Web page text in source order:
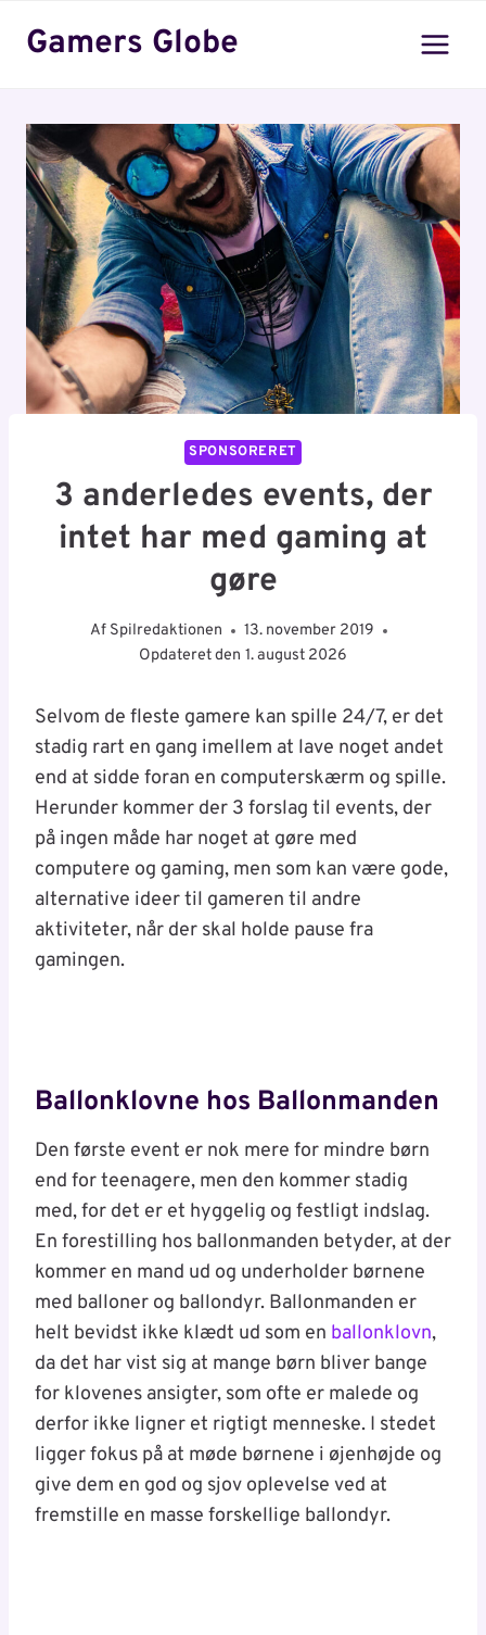
Gamers Globe
SPONSORERET
3 anderledes events, der
intet har med gaming at
gøre
Af Spilredaktionen
13. november 2019
Opdateret den 1. august 2026
Selvom de fleste gamere kan spille 24/7, er det
stadig rart en gang imellem at lave noget andet
end at sidde foran en computerskærm og spille.
Herunder kommer der 3 forslag til events, der
på ingen måde har noget at gøre med
computere og gaming, men som kan være gode,
alternative ideer til gameren til andre
aktiviteter, når der skal holde pause fra
gamingen.
Ballonklovne hos Ballonmanden
Den første event er nok mere for mindre børn
end for teenagere, men den kommer stadig
med, for det er et hyggelig og festligt indslag.
En forestilling hos ballonmanden betyder, at der
kommer en mand ud og underholder børnene
med balloner og ballondyr. Ballonmanden er
helt bevidst ikke klædt ud som en ballonklovn,
da det har vist sig at mange børn bliver bange
for klovenes ansigter, som ofte er malede og
derfor ikke ligner et rigtigt menneske. I stedet
ligger fokus på at møde børnene i øjenhøjde og
give dem en god og sjov oplevelse ved at
fremstille en masse forskellige ballondyr.